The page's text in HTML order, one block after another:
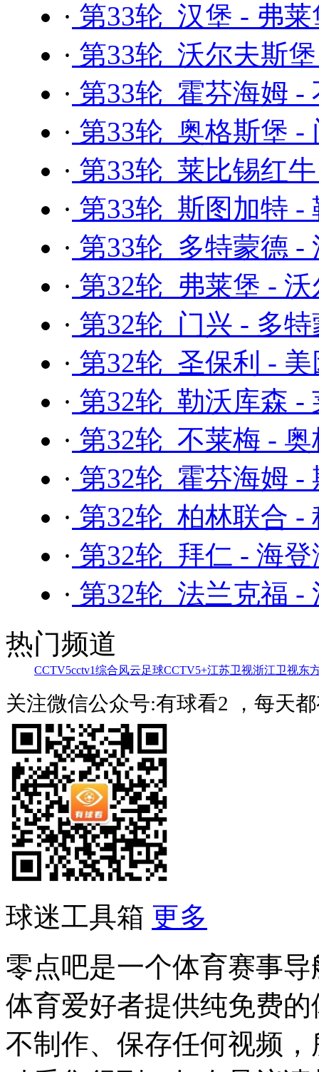
· 第33轮 汉堡 - 弗
· 第33轮 沃尔夫斯
· 第33轮 霍芬海姆 -
· 第33轮 奥格斯堡 -
· 第33轮 莱比锡红
· 第33轮 斯图加特 -
· 第33轮 多特蒙德 -
· 第32轮 弗莱堡 -
· 第32轮 门兴 - 多
· 第32轮 圣保利 -
· 第32轮 勒沃库森 -
· 第32轮 不莱梅 -
· 第32轮 霍芬海姆 -
· 第32轮 柏林联合 -
· 第32轮 拜仁 - 海
· 第32轮 法兰克福 -
热门频道
CCTV5cctv1综合风云足球CCTV5+江苏卫视浙江卫视东
关注微信公众号:有球看2 ，每天
球迷工具箱 更多
零点吧是一个体育赛事
体育爱好者提供纯免费
不制作、保存任何视频